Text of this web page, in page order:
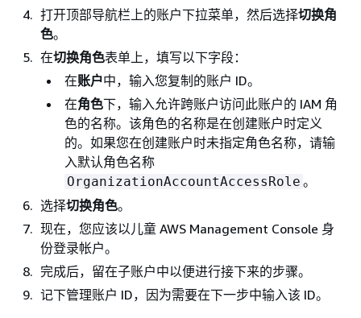
打开顶部导航栏上的账户下拉菜单，然后选择切换角
色。
在切换角色表单上，填写以下字段：
在账户中，输入您复制的账户 ID。
在角色下，输入允许跨账户访问此账户的 IAM 角
色的名称。该角色的名称是在创建账户时定义
的。如果您在创建账户时未指定角色名称，请输
入默认角色名称
OrganizationAccountAccessRole 。
选择切换角色。
现在，您应该以儿童 AWS Management Console 身
份登录帐户。
完成后，留在子账户中以便进行接下来的步骤。
记下管理账户 ID，因为需要在下一步中输入该 ID。